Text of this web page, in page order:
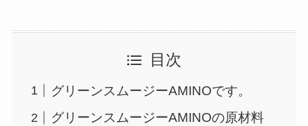
目次
グリーンスムージーAMINOです。
グリーンスムージーAMINOの原材料